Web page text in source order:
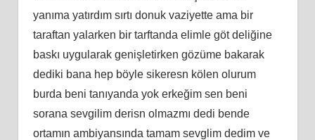
yanıma yatırdım sırtı donuk vaziyette ama bir
taraftan yalarken bir tarftanda elimle göt deliğine
baskı uygularak genişletirken gözüme bakarak
dediki bana hep böyle sikeresn kölen olurum
burda beni tanıyanda yok erkeğim sen beni
sorana sevgilim derisn olmazmı dedi bende
ortamın ambiyansında tamam sevglim dedim ve